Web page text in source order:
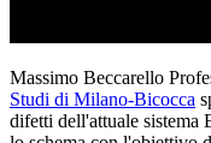
Massimo Beccarello
Studi di Milano-Bicocca
difetti dell'attuale sistema